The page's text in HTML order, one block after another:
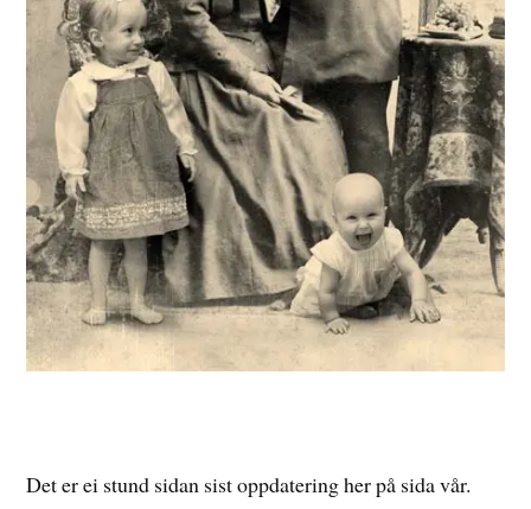
Det er ei stund sidan sist oppdatering her på sida vår.